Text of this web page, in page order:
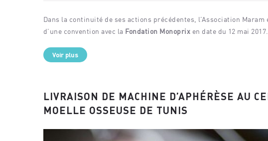
Dans la continuité de ses actions précédentes, l’Association
d’une convention avec la Fondation Monoprix en date du 12 mai 2017.
Voir plus
LIVRAISON DE MACHINE D’APHÉRÈSE AU
MOELLE OSSEUSE DE TUNIS